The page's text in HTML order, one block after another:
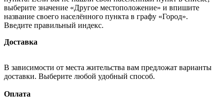
выберите значение «Другое местоположение» и впишите
название своего населённого пункта в графу «Город».
Введите правильный индекс.
Доставка
В зависимости от места жительства вам предложат варианты
доставки. Выберите любой удобный способ.
Оплата